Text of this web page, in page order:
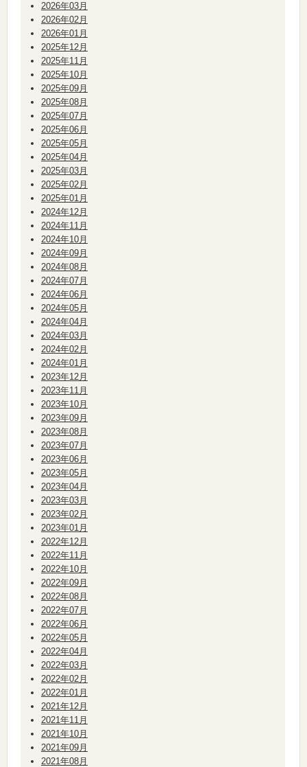
2026年03月
2026年02月
2026年01月
2025年12月
2025年11月
2025年10月
2025年09月
2025年08月
2025年07月
2025年06月
2025年05月
2025年04月
2025年03月
2025年02月
2025年01月
2024年12月
2024年11月
2024年10月
2024年09月
2024年08月
2024年07月
2024年06月
2024年05月
2024年04月
2024年03月
2024年02月
2024年01月
2023年12月
2023年11月
2023年10月
2023年09月
2023年08月
2023年07月
2023年06月
2023年05月
2023年04月
2023年03月
2023年02月
2023年01月
2022年12月
2022年11月
2022年10月
2022年09月
2022年08月
2022年07月
2022年06月
2022年05月
2022年04月
2022年03月
2022年02月
2022年01月
2021年12月
2021年11月
2021年10月
2021年09月
2021年08月